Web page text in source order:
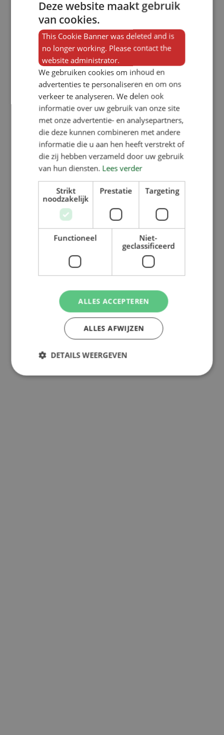
Deze website maakt gebruik
van cookies.
This Cookie Banner was deleted and is
no longer working. Please contact the
website administrator.
We gebruiken cookies om inhoud en
advertenties te personaliseren en om ons
verkeer te analyseren. We delen ook
informatie over uw gebruik van onze site
met onze advertentie- en analysepartners,
die deze kunnen combineren met andere
informatie die u aan hen heeft verstrekt of
die zij hebben verzameld door uw gebruik
van hun diensten. Lees verder
Strikt
noodzakelijk
Prestatie Targeting
Functioneel
Niet-
geclassificeerd
ALLES ACCEPTEREN
ALLES AFWIJZEN
DETAILS WEERGEVEN